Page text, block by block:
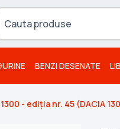
BENZI DESENATE
- ediția nr. 45 (DACIA